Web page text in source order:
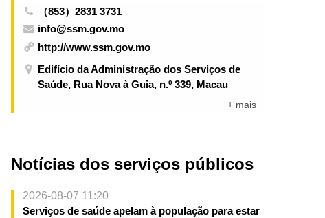
（853）2831 3731
info@ssm.gov.mo
http://www.ssm.gov.mo
Edifício da Administração dos Serviços de
Saúde, Rua Nova à Guia, n.º 339, Macau
+ mais
Notícias dos serviços públicos
2026-08-07 11:20
Serviços de saúde apelam à população para estar